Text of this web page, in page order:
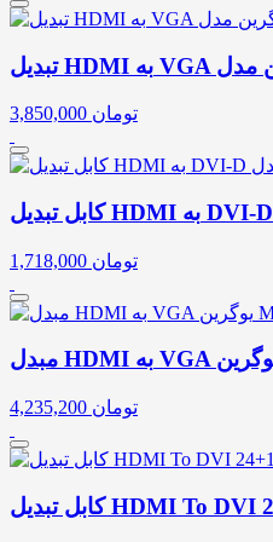
3,850,000 تومان
1,718,000 تومان
4,235,200 تومان